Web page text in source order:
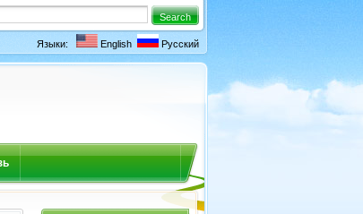
Языки: English Русский